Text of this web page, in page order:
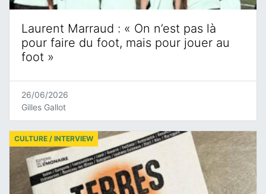
Laurent Marraud : « On n’est pas là
pour faire du foot, mais pour jouer au
foot »
26/06/2026
Gilles Gallot
CULTURE / INTERVIEW